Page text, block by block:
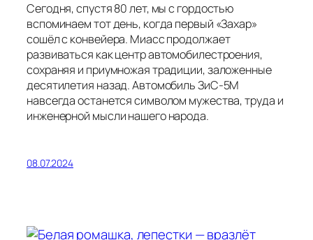
Сегодня, спустя 80 лет, мы с гордостью
вспоминаем тот день, когда первый «Захар»
сошёл с конвейера. Миасс продолжает
развиваться как центр автомобилестроения,
сохраняя и приумножая традиции, заложенные
десятилетия назад. Автомобиль ЗиС-5М
навсегда останется символом мужества, труда и
инженерной мысли нашего народа.
08.07.2024